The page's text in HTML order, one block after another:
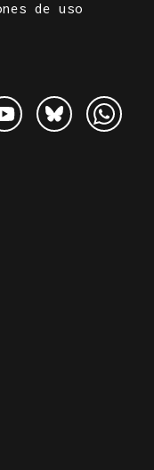
de uso